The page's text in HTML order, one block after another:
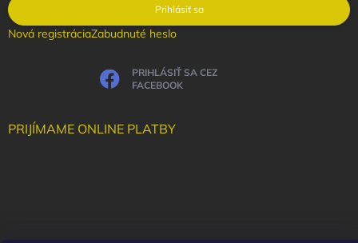
Prihlásiť sa
Nová registráciaZabudnuté heslo
PRIHLÁSIŤ SA CEZ
FACEBOOK
PRIJÍMAME ONLINE PLATBY